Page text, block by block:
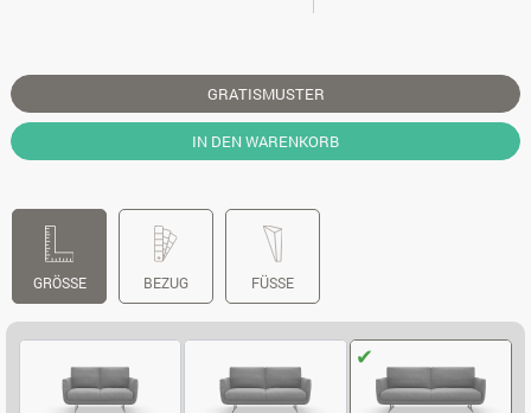
GRATISMUSTER
IN DEN WARENKORB
GRÖSSE BEZUG FÜSSE